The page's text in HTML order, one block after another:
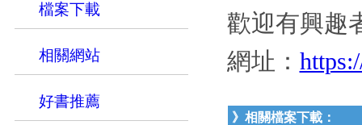
檔案下載
相關網站
好書推薦
歡迎有興趣
網址：
》相關檔案下載：